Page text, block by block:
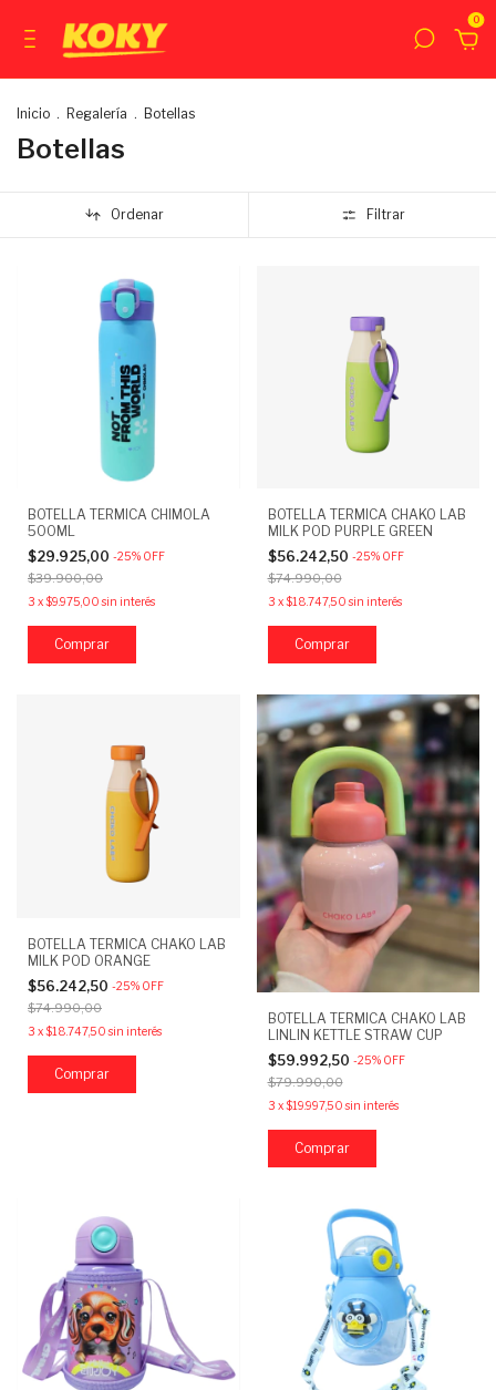
0
Inicio . Regalería . Botellas
Botellas
Ordenar Filtrar
BOTELLA TERMICA CHIMOLA
500ML
$29.925,00 -25% OFF
$39.900,00
3 x$9.975,00 sin interés
Comprar
BOTELLA TERMICA CHAKO LAB
MILK POD PURPLE GREEN
$56.242,50 -25% OFF
$74.990,00
3 x$18.747,50 sin interés
BOTELLA TERMICA CHAKO LAB
MILK POD ORANGE
$56.242,50 -25% OFF
$74.990,00
3 x$18.747,50 sin interés
BOTELLA TERMICA CHAKO LAB
LINLIN KETTLE STRAW CUP
$59.992,50 -25% OFF
$79.990,00
3 x$19.997,50 sin interés